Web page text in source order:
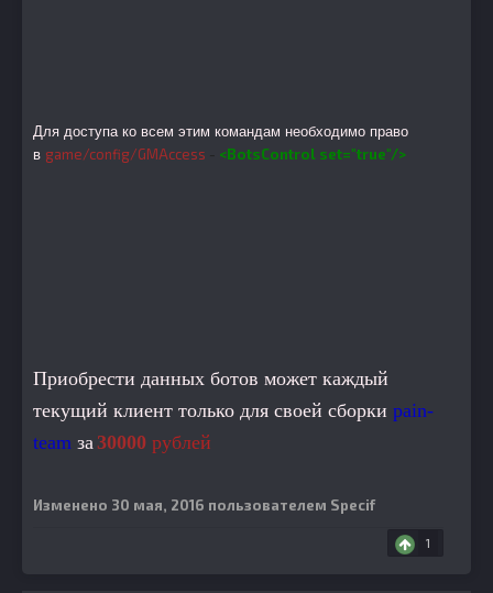
Для доступа ко всем этим командам необходимо право
в game/config/GMAccess - <BotsControl set="true"/>
Приобрести данных ботов может каждый
текущий клиент только для своей сборки pain-
team за 30000 рублей
Изменено 30 мая, 2016 пользователем Specif
1